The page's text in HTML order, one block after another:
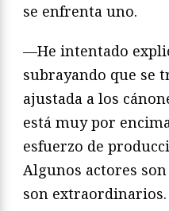
se enfrenta uno.
—He intentado
subrayando que se
ajustada a los
está muy por
esfuerzo de
Algunos actores
son extraordinarios.